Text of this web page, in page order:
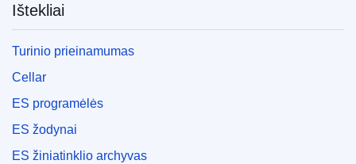
Ištekliai
Turinio prieinamumas
Cellar
ES programėlės
ES žodynai
ES žiniatinklio archyvas